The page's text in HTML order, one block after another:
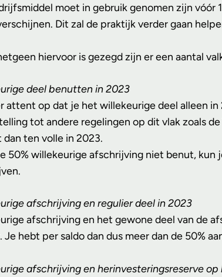
moet in gebruik genomen zijn vóór
Dit zal de praktijk verder gaan
hiervoor is gezegd zijn er een aantal
deel benutten in 2023
attent op dat je het willekeurige deel alleen
tot andere regelingen op dit vlak zoals
dan ten volle in 2023.
50% willekeurige afschrijving niet benut,
afschrijving en regulier deel in 2023
afschrijving en het gewone deel van de
Je hebt per saldo dan dus meer dan de 50%
afschrijving en herinvesteringsreserveop